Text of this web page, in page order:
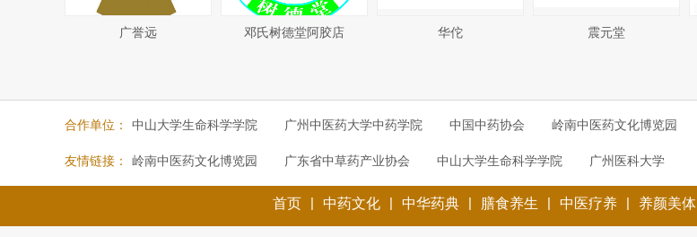
广誉远 邓氏树德堂阿胶店 华佗 震元堂
合作单位： 中山大学生命科学学院 广州中医药大学中药学院 中国中药协会 岭南中医药文化博览园
友情链接： 岭南中医药文化博览园 广东省中草药产业协会 中山大学生命科学学院 广州医科大学
首页 | 中药文化 | 中华药典 | 膳食养生 | 中医疗养 | 养颜美体